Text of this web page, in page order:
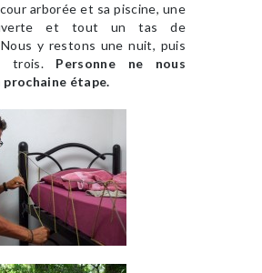
arborée et sa piscine, une
et tout un tas de
y restons une nuit, puis
trois. Personne ne nous
étape.